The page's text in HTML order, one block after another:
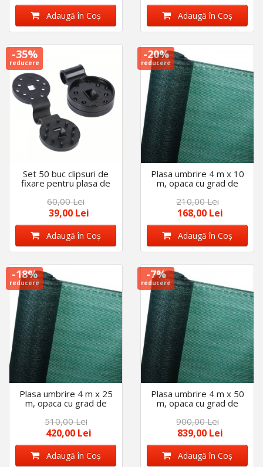
Adaugă în Coş Adaugă în Coş
-35%
reducere
Set 50 buc clipsuri de
fixare pentru plasa de
umbrire, cu 10 pini de
imbinare
60,00 Lei
39,00 Lei
Adaugă în Coş
-20%
reducere
Plasa umbrire 4 m x 10
m, opaca cu grad de
umbrire 75 %, stabilizata
UV, durata de viata 5 ani
210,00 Lei
168,00 Lei
Adaugă în Coş
-18%
reducere
Plasa umbrire 4 m x 25
m, opaca cu grad de
umbrire 75 %, stabilizata
UV, durata de viata 5 ani
510,00 Lei
420,00 Lei
Adaugă în Coş
-7%
reducere
Plasa umbrire 4 m x 50
m, opaca cu grad de
umbrire 75 %, stabilizata
UV, durata de viata 5 ani
900,00 Lei
839,00 Lei
Adaugă în Coş